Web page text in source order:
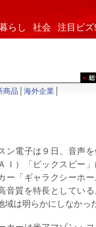
らし 社会 注目ビズ!
商品
海外企業
ン電子は９日、音声を
Ｉ）「ビックスビー
ー「ギャラクシーホ
音質を特長としている
域は明らかにしなかっ